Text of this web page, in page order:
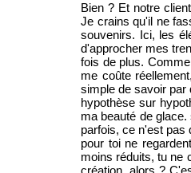
Bien ? Et notre
Je crains qu'il ne
souvenirs. Ici, les
d'approcher mes
fois de plus.
me coûte
simple de savoir par
hypothèse sur
ma beauté de
parfois, ce n'est pas
pour toi ne
moins réduits, tu ne
création, alors ?